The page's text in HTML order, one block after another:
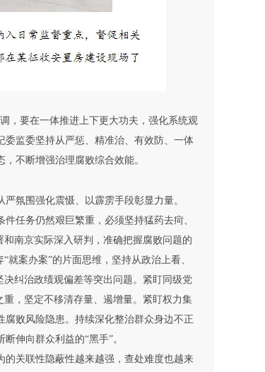
，要在一体推进上下更大功夫，强化系统观
监委坚持从严惩、精准治、有效防、一体
不断增强治理腐败综合效能。
氛围强化震慑、以霹雳手段彰显力量。
任务仍然艰巨繁重，必须坚持猛药去疴、
南京实际深入研判，准确把握腐败问题的
案办案”的片面思维，坚持从政治上看、
纠治政绩观偏差等突出问题。紧盯同级党
，坚定不移清存量、遏增量。紧盯权力集
败风险隐患。持续深化整治群众身边不正
伸向群众利益的“黑手”。
关联性隐蔽性越来越强，查处难度也越来